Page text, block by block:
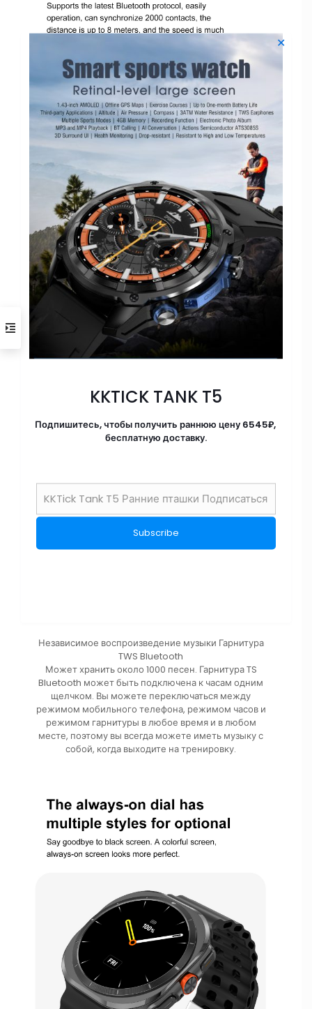
Новое соединение Bluetooth 5.3Dua
Поддержка новейшего протокола Bluetooth,
простота эксплуатации, возможность синхронизации
2000 контактов, расстояние до 8 метров, а скорость
намного выше.
Независимое воспроизведение музыки Гарнитура
TWS Bluetooth
Может хранить около 1000 песен. Гарнитура TS
Bluetooth может быть подключена к часам одним
щелчком. Вы можете переключаться между
режимом мобильного телефона, режимом часов и
режимом гарнитуры в любое время и в любом
месте, поэтому вы всегда можете иметь музыку с
собой, когда выходите на тренировку.
✕
KKTICK TANK T5
Подпишитесь, чтобы получить раннюю цену 6545₽,
бесплатную доставку.